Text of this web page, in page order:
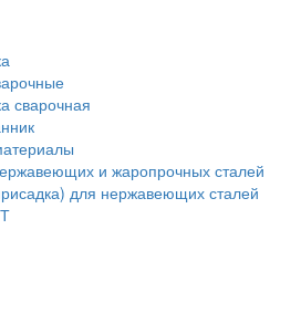
сварочная
и жаропрочных сталей
для нержавеющих сталей